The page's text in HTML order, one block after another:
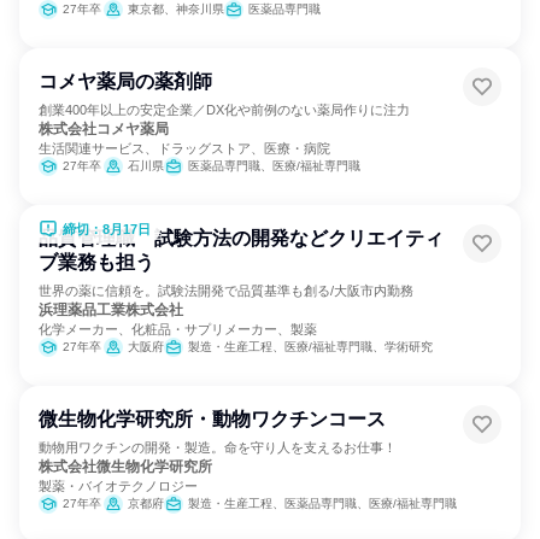
27年卒 東京都、神奈川県 医薬品専門職
コメヤ薬局の薬剤師
創業400年以上の安定企業／DX化や前例のない薬局作りに注力
株式会社コメヤ薬局
生活関連サービス、ドラッグストア、医療・病院
27年卒 石川県 医薬品専門職、医療/福祉専門職
締切：8月17日
品質管理職 試験方法の開発などクリエイティ
ブ業務も担う
世界の薬に信頼を。試験法開発で品質基準も創る/大阪市内勤務
浜理薬品工業株式会社
化学メーカー、化粧品・サプリメーカー、製薬
27年卒 大阪府 製造・生産工程、医療/福祉専門職、学術研究
微生物化学研究所・動物ワクチンコース
動物用ワクチンの開発・製造。命を守り人を支えるお仕事！
株式会社微生物化学研究所
製薬・バイオテクノロジー
27年卒 京都府 製造・生産工程、医薬品専門職、医療/福祉専門職